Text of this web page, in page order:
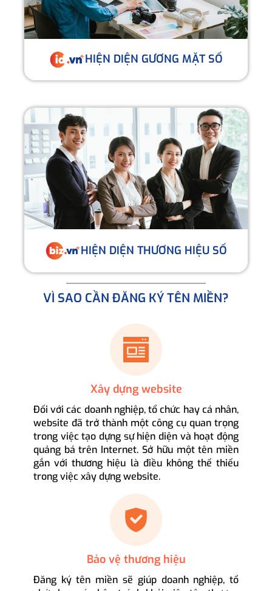
HIỆN DIỆN GƯƠNG MẶT SỐ
HIỆN DIỆN THƯƠNG HIỆU SỐ
VÌ SAO CẦN ĐĂNG KÝ TÊN MIỀN?
Xây dựng website
Đối với các doanh nghiệp, tổ chức hay cá nhân,
website đã trở thành một công cụ quan trọng
trong việc tạo dựng sự hiện diện và hoạt động
quảng bá trên Internet. Sở hữu một tên miền
gắn với thương hiệu là điều không thể thiếu
trong việc xây dựng website.
Bảo vệ thương hiệu
Đăng ký tên miền sẽ giúp doanh nghiệp, tổ